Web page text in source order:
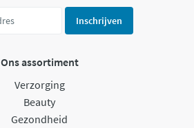
Inschrijven
Ons assortiment
Verzorging
Beauty
Gezondheid